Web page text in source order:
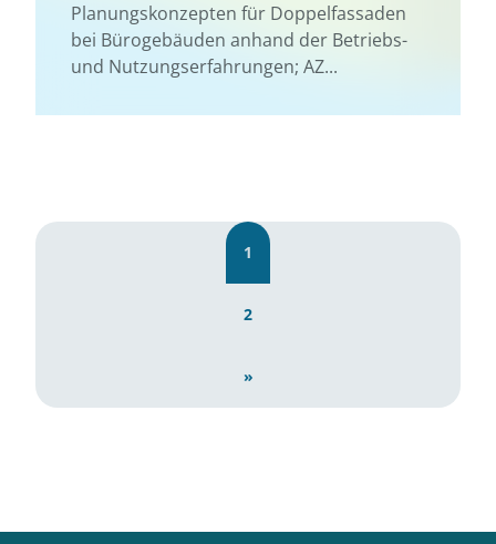
Planungskonzepten für Doppelfassaden
bei Bürogebäuden anhand der Betriebs-
und Nutzungserfahrungen; AZ...
1
2
»